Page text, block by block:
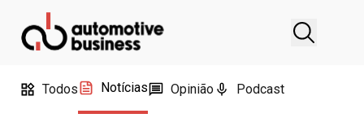
Todos Notícias Opinião Podcast